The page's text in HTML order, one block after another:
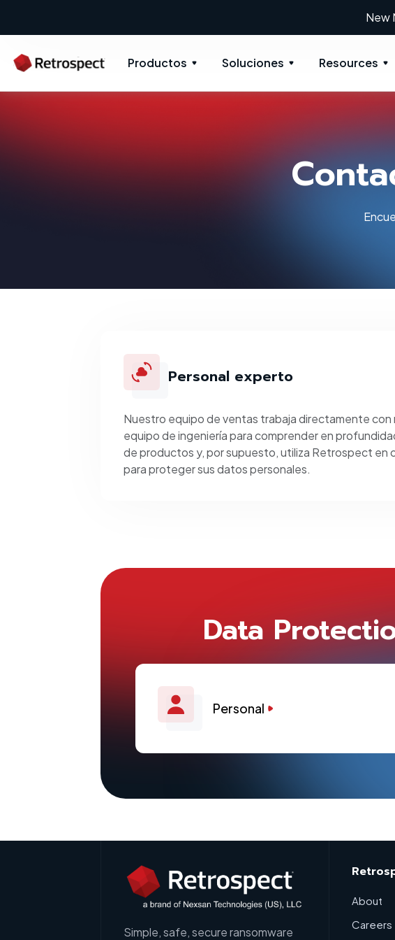
New
Productos Soluciones Resources
Personal experto
Nuestro equipo de ventas trabaja directamente con
equipo de ingeniería para comprender en
de productos y, por supuesto, utiliza Retrospect en
para proteger sus datos personales.
Data
Personal
Simple, safe, secure ransomware
About
Careers